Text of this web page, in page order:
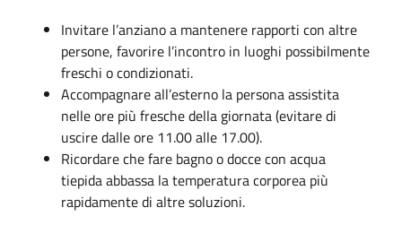
Invitare l’anziano a mantenere rapporti con altre
persone, favorire l’incontro in luoghi possibilmente
freschi o condizionati.
Accompagnare all’esterno la persona assistita
nelle ore più fresche della giornata (evitare di
uscire dalle ore 11.00 alle 17.00).
Ricordare che fare bagno o docce con acqua
tiepida abbassa la temperatura corporea più
rapidamente di altre soluzioni.